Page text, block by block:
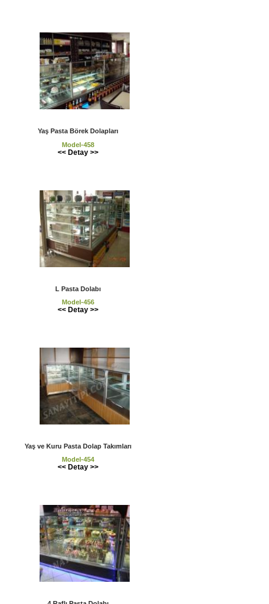
Yaş Pasta Börek Dolapları
Model-458
<< Detay >>
L Pasta Dolabı
Model-456
<< Detay >>
Yaş ve Kuru Pasta Dolap Takımları
Model-454
<< Detay >>